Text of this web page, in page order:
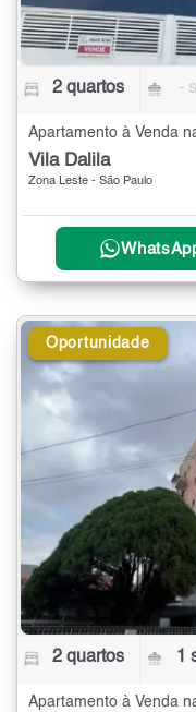
2 quartos -
Apartamento à Venda
Vila Dalila
Zona Leste - São Paulo
Oportunidade
2 quartos 1
Apartamento à Venda